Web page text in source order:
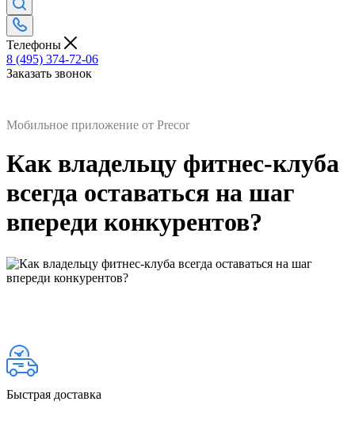
Телефоны
8 (495) 374-72-06
Заказать звонок
Мобильное приложение от Precor
Как владельцу фитнес-клуба
всегда оставаться на шаг
впереди конкурентов?
Быстрая доставка